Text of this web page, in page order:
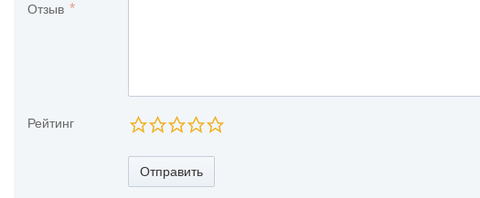
Отзыв
Рейтинг
Отправить